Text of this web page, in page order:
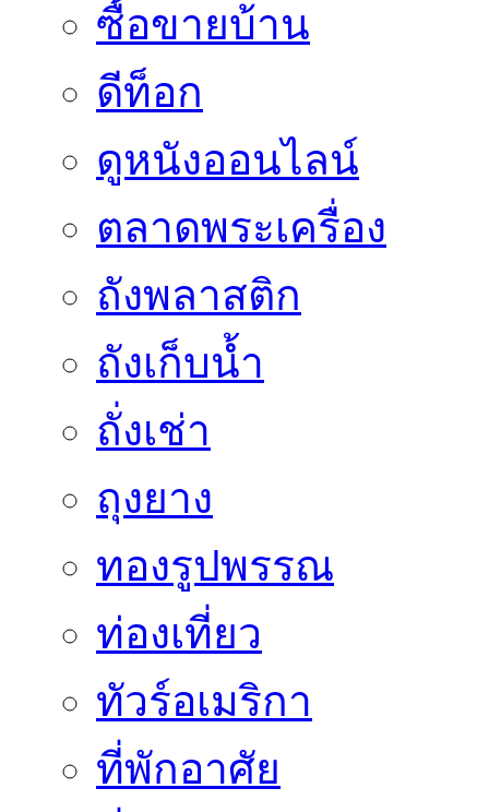
ซื้อขายบ้าน
ดีท็อก
ดูหนังออนไลน์
ตลาดพระเครื่อง
ถังพลาสติก
ถังเก็บน้ำ
ถั่งเช่า
ถุงยาง
ทองรูปพรรณ
ท่องเที่ยว
ทัวร์อเมริกา
ที่พักอาศัย